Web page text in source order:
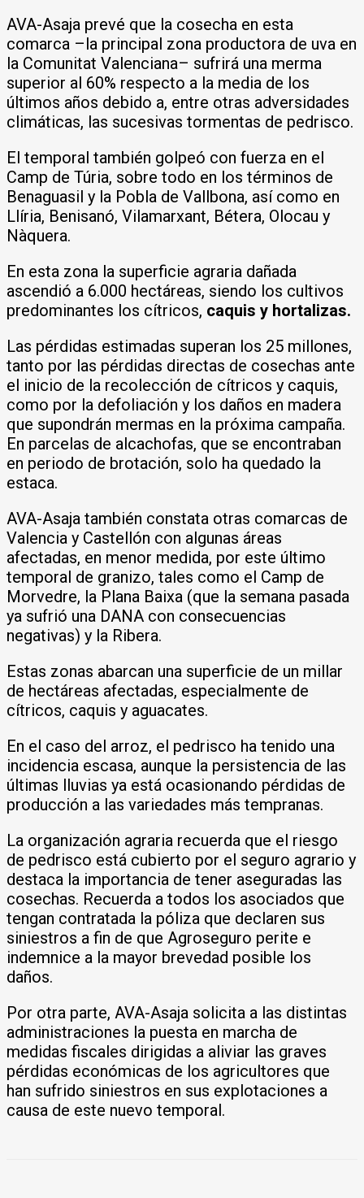
AVA-Asaja prevé que la cosecha en esta
comarca –la principal zona productora de uva en
la Comunitat Valenciana– sufrirá una merma
superior al 60% respecto a la media de los
últimos años debido a, entre otras adversidades
climáticas, las sucesivas tormentas de pedrisco.
El temporal también golpeó con fuerza en el
Camp de Túria, sobre todo en los términos de
Benaguasil y la Pobla de Vallbona, así como en
Llíria, Benisanó, Vilamarxant, Bétera, Olocau y
Nàquera.
En esta zona la superficie agraria dañada
ascendió a 6.000 hectáreas, siendo los cultivos
predominantes los cítricos, caquis y hortalizas.
Las pérdidas estimadas superan los 25 millones,
tanto por las pérdidas directas de cosechas ante
el inicio de la recolección de cítricos y caquis,
como por la defoliación y los daños en madera
que supondrán mermas en la próxima campaña.
En parcelas de alcachofas, que se encontraban
en periodo de brotación, solo ha quedado la
estaca.
AVA-Asaja también constata otras comarcas de
Valencia y Castellón con algunas áreas
afectadas, en menor medida, por este último
temporal de granizo, tales como el Camp de
Morvedre, la Plana Baixa (que la semana pasada
ya sufrió una DANA con consecuencias
negativas) y la Ribera.
Estas zonas abarcan una superficie de un millar
de hectáreas afectadas, especialmente de
cítricos, caquis y aguacates.
En el caso del arroz, el pedrisco ha tenido una
incidencia escasa, aunque la persistencia de las
últimas lluvias ya está ocasionando pérdidas de
producción a las variedades más tempranas.
La organización agraria recuerda que el riesgo
de pedrisco está cubierto por el seguro agrario y
destaca la importancia de tener aseguradas las
cosechas. Recuerda a todos los asociados que
tengan contratada la póliza que declaren sus
siniestros a fin de que Agroseguro perite e
indemnice a la mayor brevedad posible los
daños.
Por otra parte, AVA-Asaja solicita a las distintas
administraciones la puesta en marcha de
medidas fiscales dirigidas a aliviar las graves
pérdidas económicas de los agricultores que
han sufrido siniestros en sus explotaciones a
causa de este nuevo temporal.